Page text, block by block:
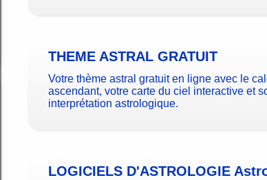
THEME ASTRAL GRATUIT
Votre thème astral gratuit en ligne avec le
ascendant, votre carte du ciel interactive et
interprétation astrologique.
LOGICIELS D'ASTROLOGIE